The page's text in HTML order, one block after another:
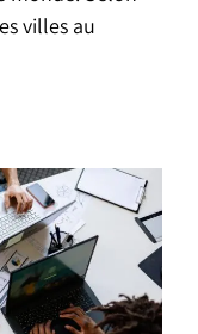
villes au